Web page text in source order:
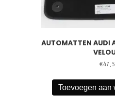
AUTOMATTEN
€
Toevoegen aan